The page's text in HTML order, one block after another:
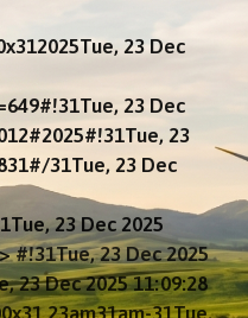
23 Dec
23 Dec
23
31Tue, 23 Dec
23 Dec 2025
#!31Tue, 23 Dec 2025
23 Dec 2025 11:09:28
23am31am-31Tue,